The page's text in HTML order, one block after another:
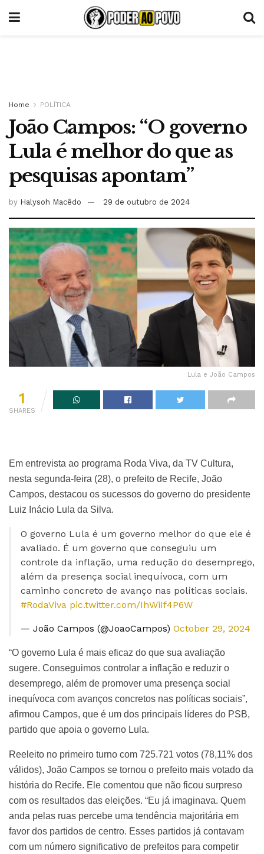
Home POLÍTICA
João Campos: “O governo
Lula é melhor do que as
pesquisas apontam”
by Halysoh Macêdo 29 de outubro de 2024
Lula e João Campos
1
SHARES
Em entrevista ao programa Roda Viva, da TV Cultura,
nesta segunda-feira (28), o prefeito de Recife, João
Campos, destacou os sucessos do governo do presidente
Luiz Inácio Lula da Silva.
O governo Lula é um governo melhor do que ele é
avaliado. É um governo que conseguiu um
controle da inflação, uma redução do desemprego,
além da presença social inequívoca, com um
caminho concreto de avanço nas políticas sociais.
#RodaViva pic.twitter.com/IhWiIf4P6W
— João Campos (@JoaoCampos) October 29, 2024
“O governo Lula é mais eficaz do que sua avaliação
sugere. Conseguimos controlar a inflação e reduzir o
desemprego, além de promover uma presença social
inequívoca com avanços concretos nas políticas sociais”,
afirmou Campos, que é um dos principais líderes do PSB,
partido que apoia o governo Lula.
Reeleito no primeiro turno com 725.721 votos (78,11% dos
válidos), João Campos se tornou o prefeito mais votado da
história do Recife. Ele comentou que não ficou surpreso
com os resultados das eleições. “Eu já imaginava. Quem
anda pelas ruas percebe uma tendência majoritária em
favor dos partidos de centro. Esses partidos já contavam
com um número significativo de prefeitos para competir